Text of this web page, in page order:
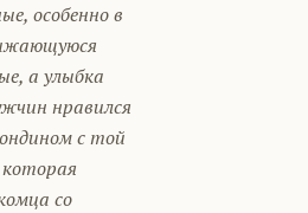
особенно в
а улыбка
нравился
с той
со